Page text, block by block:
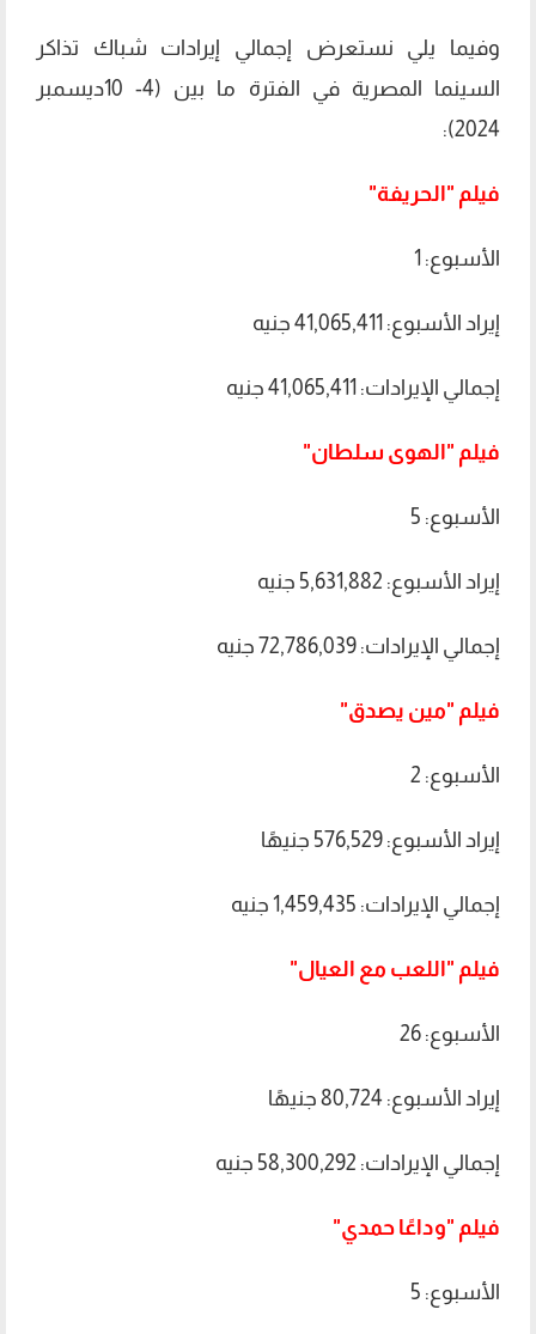
وفيما يلي نستعرض إجمالي إيرادات شباك تذاكر
السينما المصرية في الفترة ما بين (4- 10ديسمبر
2024):
فيلم "الحريفة"
الأسبوع: 1
إيراد الأسبوع: 41,065,411 جنيه
إجمالي الإيرادات: 41,065,411 جنيه
فيلم "الهوى سلطان"
الأسبوع: 5
إيراد الأسبوع: 5,631,882 جنيه
إجمالي الإيرادات: 72,786,039 جنيه
فيلم "مين يصدق"
الأسبوع: 2
إيراد الأسبوع: 576,529 جنيهًا
إجمالي الإيرادات: 1,459,435 جنيه
فيلم "اللعب مع العيال"
الأسبوع: 26
إيراد الأسبوع: 80,724 جنيهًا
إجمالي الإيرادات: 58,300,292 جنيه
فيلم "وداعًا حمدي"
الأسبوع: 5